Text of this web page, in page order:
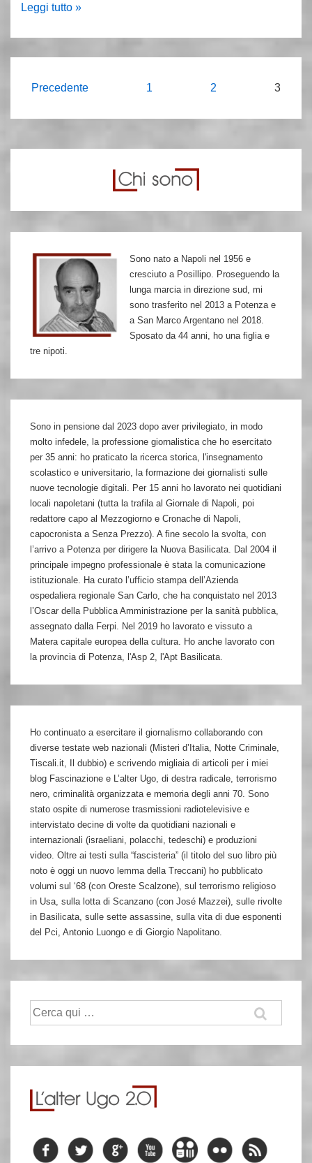
Fascisteria:
un
Leggi tutto »
Paginazione
Precedente 1 2 3
Sono nato a Napoli nel 1956 e
cresciuto a Posillipo. Proseguendo la
lunga marcia in direzione sud, mi
sono trasferito nel 2013 a Potenza e
a San Marco Argentano nel 2018.
Sposato da 44 anni, ho una figlia e
tre nipoti.
Sono in pensione dal 2023 dopo aver privilegiato, in modo
molto infedele, la professione giornalistica che ho esercitato
per 35 anni: ho praticato la ricerca storica, l'insegnamento
scolastico e universitario, la formazione dei giornalisti sulle
nuove tecnologie digitali. Per 15 anni ho lavorato nei quotidiani
locali napoletani (tutta la trafila al Giornale di Napoli, poi
redattore capo al Mezzogiorno e Cronache di Napoli,
capocronista a Senza Prezzo). A fine secolo la svolta, con
l’arrivo a Potenza per dirigere la Nuova Basilicata. Dal 2004 il
principale impegno professionale è stata la comunicazione
istituzionale. Ha curato l’ufficio stampa dell’Azienda
ospedaliera regionale San Carlo, che ha conquistato nel 2013
l’Oscar della Pubblica Amministrazione per la sanità pubblica,
assegnato dalla Ferpi. Nel 2019 ho lavorato e vissuto a
Matera capitale europea della cultura. Ho anche lavorato con
la provincia di Potenza, l'Asp 2, l'Apt Basilicata.
Ho continuato a esercitare il giornalismo collaborando con
diverse testate web nazionali (Misteri d’Italia, Notte Criminale,
Tiscali.it, Il dubbio) e scrivendo migliaia di articoli per i miei
blog Fascinazione e L’alter Ugo, di destra radicale, terrorismo
nero, criminalità organizzata e memoria degli anni 70. Sono
stato ospite di numerose trasmissioni radiotelevisive e
intervistato decine di volte da quotidiani nazionali e
internazionali (israeliani, polacchi, tedeschi) e produzioni
video. Oltre ai testi sulla “fascisteria” (il titolo del suo libro più
noto è oggi un nuovo lemma della Treccani) ho pubblicato
volumi sul ‘68 (con Oreste Scalzone), sul terrorismo religioso
in Usa, sulla lotta di Scanzano (con José Mazzei), sulle rivolte
in Basilicata, sulle sette assassine, sulla vita di due esponenti
del Pci, Antonio Luongo e di Giorgio Napolitano.
Cerca: